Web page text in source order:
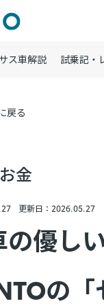
ス車解説 試乗記・
戻る
金
更新日：2026.05.27
の優
の「